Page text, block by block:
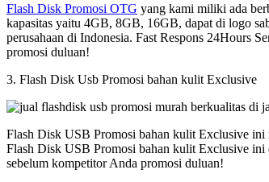
Flash Disk Promosi OTG yang kami miliki ada
kapasitas yaitu 4GB, 8GB, 16GB, dapat di logo
perusahaan di Indonesia. Fast Respons 24Hours
promosi duluan!
3. Flash Disk Usb Promosi bahan kulit Exclusive
Flash Disk USB Promosi bahan kulit Exclusive ini
Flash Disk USB Promosi bahan kulit Exclusive
sebelum kompetitor Anda promosi duluan!